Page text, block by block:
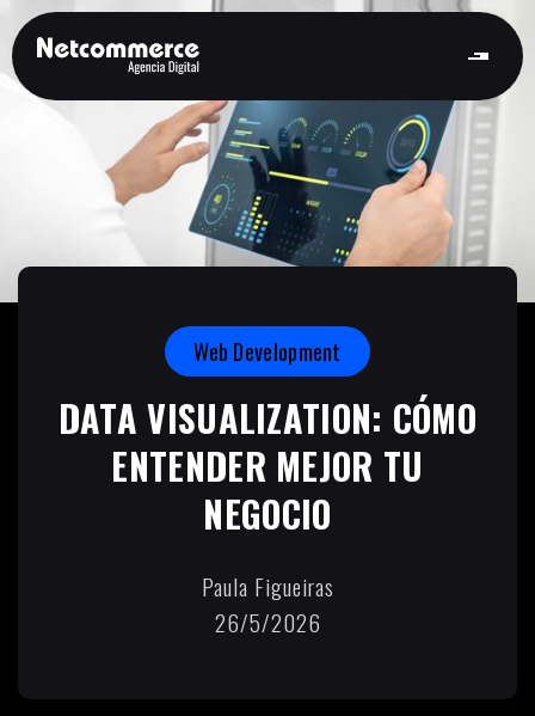
Web Development
DATA VISUALIZATION: CÓMO
ENTENDER MEJOR TU
NEGOCIO
Paula Figueiras
26/5/2026